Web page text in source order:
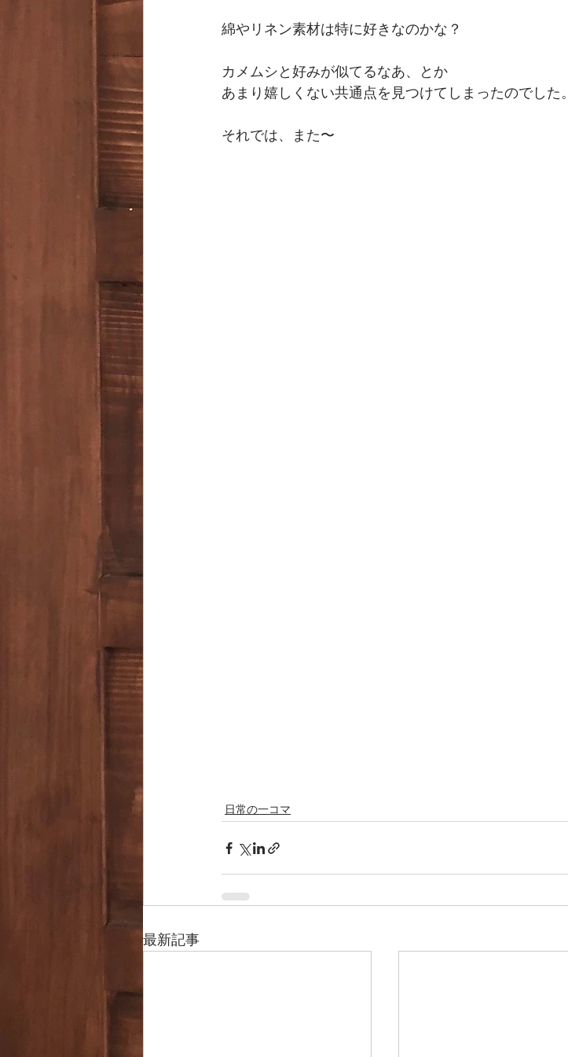
綿やリネン素材は特に好きなのかな？
カメムシと好みが似てるなあ、とか
あまり嬉しくない共通点を見つけてしまったのでした。
それでは、また〜
日常の一コマ
最新記事